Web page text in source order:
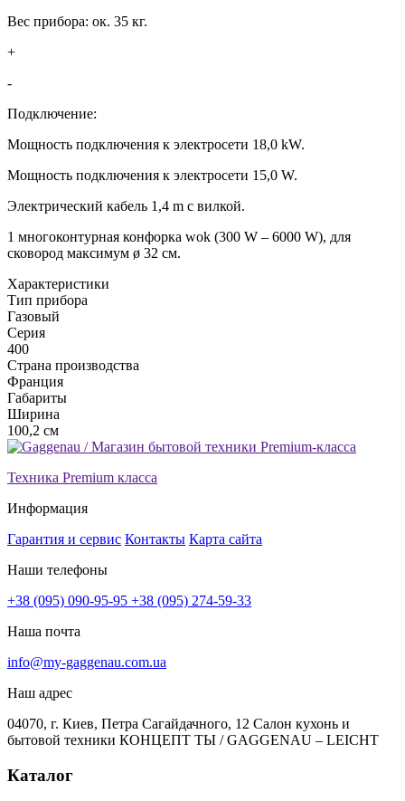
Вес прибора: ок. 35 кг.
+
-
Подключение:
Мощность подключения к электросети 18,0 kW.
Мощность подключения к электросети 15,0 W.
Электрический кабель 1,4 m с вилкой.
1 многоконтурная конфорка wok (300 W – 6000 W), для
сковород максимум ø 32 см.
Xарактеристики
Тип прибора
Газовый
Серия
400
Страна производства
Франция
Габариты
Ширина
100,2 см
Техника Premium класса
Информация
Гарантия и сервис Контакты Карта сайта
Наши телефоны
+38 (095) 090-95-95 +38 (095) 274-59-33
Наша почта
info@my-gaggenau.com.ua
Наш адрес
04070, г. Киев, Петра Сагайдачного, 12 Салон кухонь и
бытовой техники КОНЦЕПТ ТЫ / GAGGENAU – LEICHT
Каталог